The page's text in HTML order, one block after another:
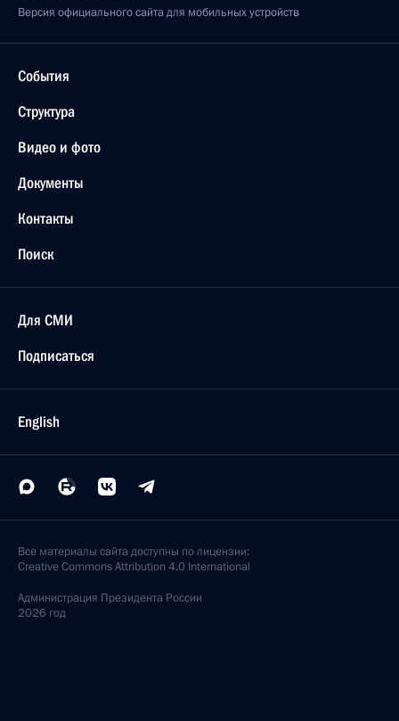
Версия официального сайта для мобильных устройств
События
Структура
Видео и фото
Документы
Контакты
Поиск
Для СМИ
Подписаться
English
Все материалы сайта доступны по лицензии:
Creative Commons Attribution 4.0 International
Администрация Президента России
2026 год